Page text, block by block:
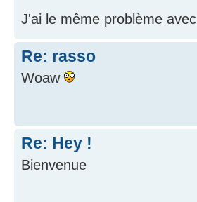
J'ai le même problème
Re: rasso
Woaw
Re: Hey !
Bienvenue